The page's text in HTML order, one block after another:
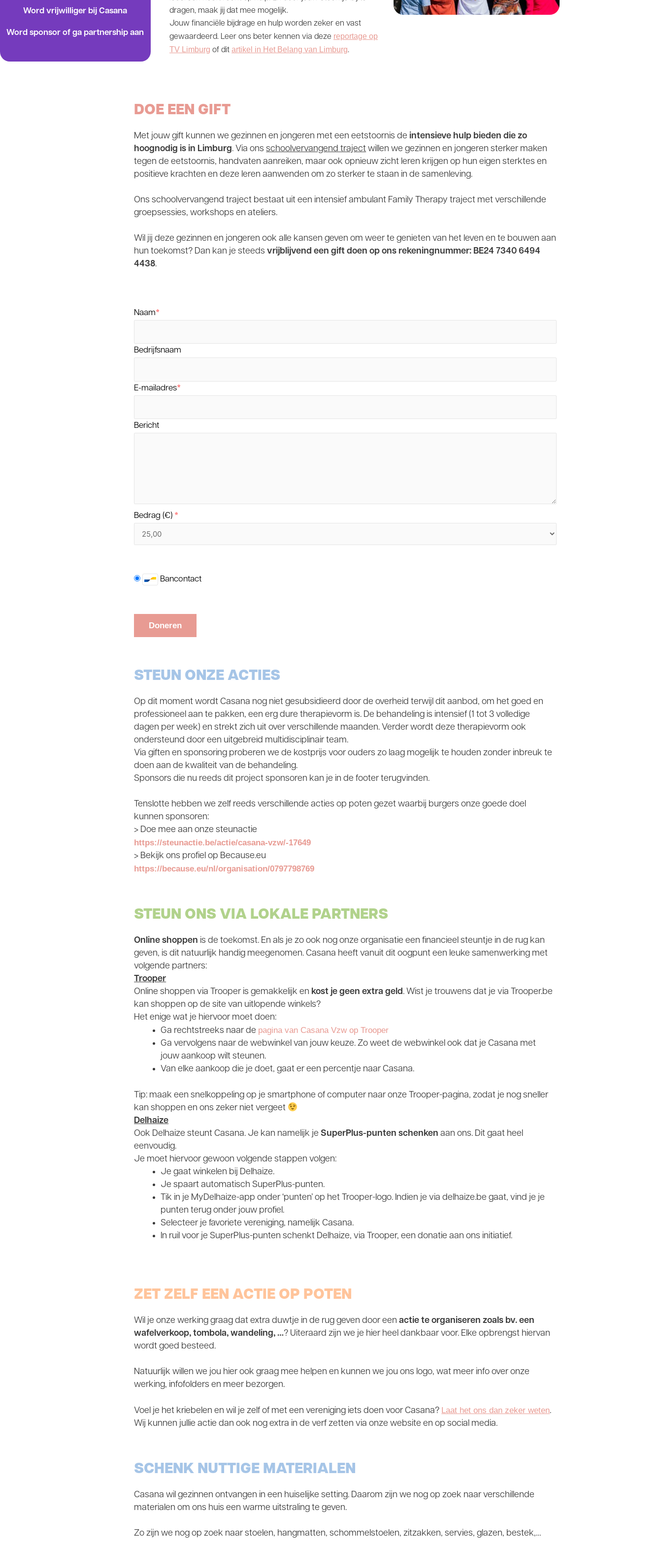
Word vrijwilliger bij Casana
Word sponsor of ga partnership aan
dragen, maak jij dat mee mogelijk.
Jouw financiële bijdrage en hulp worden zeker en vast
gewaardeerd. Leer ons beter kennen via deze reportage op
TV Limburg of dit artikel in Het Belang van Limburg.
DOE EEN GIFT
Met jouw gift kunnen we gezinnen en jongeren met een eetstoornis de intensieve hulp bieden die zo
hoognodig is in Limburg. Via onsschoolvervangend traject willen we gezinnen en jongeren sterker maken
tegen de eetstoornis, handvaten aanreiken, maar ook opnieuw zicht leren krijgen op hun eigen sterktes en
positieve krachten en deze leren aanwenden om zo sterker te staan in de samenleving.
Ons schoolvervangend traject bestaat uit een intensief ambulant Family Therapy traject met verschillende
groepsessies, workshops en ateliers.
Wil jij deze gezinnen en jongeren ook alle kansen geven om weer te genieten van het leven en te bouwen aan
hun toekomst? Dan kan je steedsvrijblijvend een gift doen op ons rekeningnummer: BE24 7340 6494
4438.
Naam*
Bedrijfsnaam
E-mailadres*
Bericht
Bedrag (€) *
Bancontact
STEUN ONZE ACTIES
Op dit moment wordt Casana nog niet gesubsidieerd door de overheid terwijl dit aanbod, om het goed en
professioneel aan te pakken, een erg dure therapievorm is. De behandeling is intensief (1 tot 3 volledige
dagen per week) en strekt zich uit over verschillende maanden. Verder wordt deze therapievorm ook
ondersteund door een uitgebreid multidisciplinair team.
Via giften en sponsoring proberen we de kostprijs voor ouders zo laag mogelijk te houden zonder inbreuk te
doen aan de kwaliteit van de behandeling.
Sponsors die nu reeds dit project sponsoren kan je in de footer terugvinden.
Tenslotte hebben we zelf reeds verschillende acties op poten gezet waarbij burgers onze goede doel
kunnen sponsoren:
> Doe mee aan onze steunactie
https://steunactie.be/actie/casana-vzw/-17649
> Bekijk ons profiel op Because.eu
https://because.eu/nl/organisation/0797798769
STEUN ONS VIA LOKALE PARTNERS
Online shoppen is de toekomst. En als je zo ook nog onze organisatie een financieel steuntje in de rug kan
geven, is dit natuurlijk handig meegenomen. Casana heeft vanuit dit oogpunt een leuke samenwerking met
volgende partners:
Trooper
Online shoppen via Trooper is gemakkelijk en kost je geen extra geld. Wist je trouwens dat je via Trooper.be
kan shoppen op de site van uitlopende winkels?
Het enige wat je hiervoor moet doen:
Ga rechtstreeks naar de pagina van Casana Vzw op Trooper
Ga vervolgens naar de webwinkel van jouw keuze. Zo weet de webwinkel ook dat je Casana met
jouw aankoop wilt steunen.
Van elke aankoop die je doet, gaat er een percentje naar Casana.
Tip: maak een snelkoppeling op je smartphone of computer naar onze Trooper-pagina, zodat je nog sneller
kan shoppen en ons zeker niet vergeet
Delhaize
Ook Delhaize steunt Casana. Je kan namelijk jeSuperPlus-punten schenken aan ons. Dit gaat heel
eenvoudig.
Je moet hiervoor gewoon volgende stappen volgen:
Je gaat winkelen bij Delhaize.
Je spaart automatisch SuperPlus-punten.
Tik in je MyDelhaize-app onder ‘punten’ op het Trooper-logo. Indien je via delhaize.be gaat, vind je je
punten terug onder jouw profiel.
Selecteer je favoriete vereniging, namelijk Casana.
In ruil voor je SuperPlus-punten schenkt Delhaize, via Trooper, een donatie aan ons initiatief.
ZET ZELF EEN ACTIE OP POTEN
Wil je onze werking graag dat extra duwtje in de rug geven door eenactie te organiseren zoals bv. een
wafelverkoop, tombola, wandeling, …? Uiteraard zijn we je hier heel dankbaar voor. Elke opbrengst hiervan
wordt goed besteed.
Natuurlijk willen we jou hier ook graag mee helpen en kunnen we jou ons logo, wat meer info over onze
werking, infofolders en meer bezorgen.
Voel je het kriebelen en wil je zelf of met een vereniging iets doen voor Casana? Laat het ons dan zeker weten.
Wij kunnen jullie actie dan ook nog extra in de verf zetten via onze website en op social media.
SCHENK NUTTIGE MATERIALEN
Casana wil gezinnen ontvangen in een huiselijke setting. Daarom zijn we nog op zoek naar verschillende
materialen om ons huis een warme uitstraling te geven.
Zo zijn we nog op zoek naar stoelen, hangmatten, schommelstoelen, zitzakken, servies, glazen, bestek,…